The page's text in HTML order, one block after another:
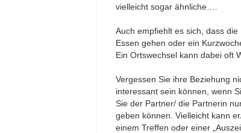
vielleicht sogar ähnliche….
Auch empfiehlt es sich, dass
Essen gehen oder ein
Ein Ortswechsel kann dabei oft
Vergessen Sie ihre Beziehung
interessant sein können, wenn
Sie der Partner/ die Partnerin
geben können. Vielleicht kann
einem Treffen oder einer